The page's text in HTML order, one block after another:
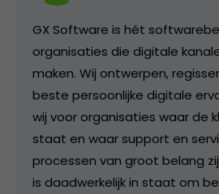
GX Software is hét
organisaties die digitale
maken. Wij ontwerpen,
beste persoonlijke digitale
wij voor organisaties waar de
staat en waar support en
processen van groot belang
is daadwerkelijk in staat om